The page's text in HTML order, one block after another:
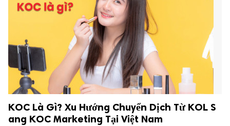
KOC Là Gì? Xu Hướng Chuyển Dịch Từ KOL S
ang KOC Marketing Tại Việt Nam